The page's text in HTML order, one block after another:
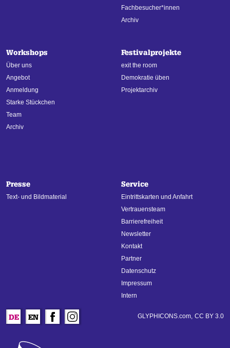
Fachbesucher*innen
Archiv
Workshops
Über uns
Angebot
Anmeldung
Starke Stückchen
Team
Archiv
Festivalprojekte
exit the room
Demokratie üben
Projektarchiv
Presse
Text- und Bildmaterial
Service
Eintrittskarten und Anfahrt
Vertrauensteam
Barrierefreiheit
Newsletter
Kontakt
Partner
Datenschutz
Impressum
Intern
GLYPHICONS.com, CC BY 3.0
DE EN